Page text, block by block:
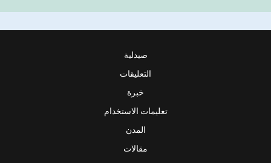
صيدلية
التعليقات
خبرة
تعليمات الاستخدام
المدن
مقالات